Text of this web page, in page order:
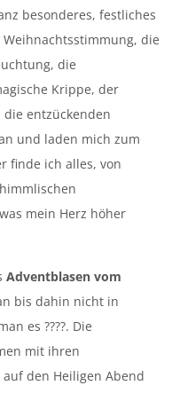
besonderes, festliches
die
die
Krippe, der
entzückenden
und laden mich zum
finde ich alles, von
mein Herz höher
Adventblasen vom
bis dahin nicht in
es ????. Die
mit ihren
den Heiligen Abend